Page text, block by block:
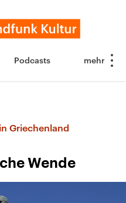
Podcasts
Griechenland
Wende